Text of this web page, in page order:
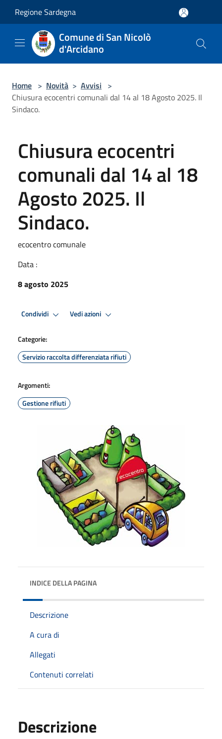
Regione Sardegna
Comune di San Nicolò
d'Arcidano
Home > Novità > Avvisi >
Chiusura ecocentri comunali dal 14 al 18 Agosto 2025. Il
Sindaco.
Chiusura ecocentri
comunali dal 14 al 18
Agosto 2025. Il
Sindaco.
ecocentro comunale
Data :
8 agosto 2025
Condividi Vedi azioni
Categorie:
Servizio raccolta differenziata rifiuti
Argomenti:
Gestione rifiuti
INDICE DELLA PAGINA
Descrizione
A cura di
Allegati
Contenuti correlati
Descrizione